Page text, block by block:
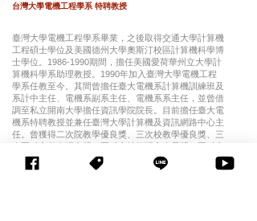
台灣大學電機工程學系 特聘教授
臺灣大學電機工程學系畢業，之後取得交通大學計算機
工程碩士學位及美國德州大學奧斯汀校區計算機科學博
士學位。1986-1990期間，擔任美國愛荷華州立大學計
算機科學系助理教授。1990年加入臺灣大學電機工程
學系任教至今。其間曾擔任臺大電機系計算機訓練班及
系計中主任、電機系副系主任、電機系系主任，並曾借
調至私立開南大學擔任資訊學院院長。目前擔任臺大電
機系特聘教授並兼任臺灣大學計算機及資訊網路中心主
任。曾獲得二次院教學優良獎、三次校教學優良獎、三
次國科會傑出研究獎、國科會特約研究人員獎、國科會
傑出特約研究員獎。研究領域包含資訊視覺化與圖形繪
製、計算理論、演算法設計與分析。